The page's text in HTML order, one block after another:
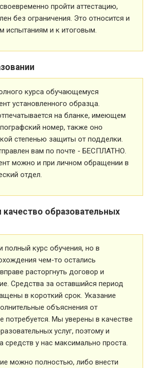
пройти аттестацию,
без ограничения. Это относится и
испытаниям и к итоговым.
курса обучающемуся
установленного образца.
на бланке, имеющем
номер, также оно
степенью защиты от подделки.
вам по почте - БЕСПЛАТНО.
можно и при личном обращении в
отдел.
образовательных
полный курс обучения, но в
чем-то остались
расторгнуть договор и
Средства за оставшийся период
в короткий срок. Указание
объяснения от
потребуется. Мы уверены в качестве
услуг, поэтому и
средств у нас максимально проста.
можно полностью, либо внести